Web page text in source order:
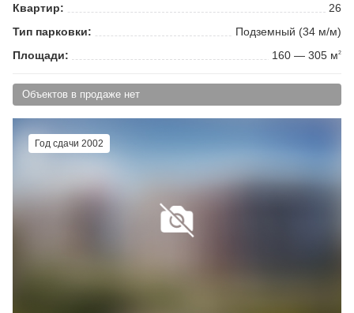
Квартир:
26
Тип парковки:
Подземный (34 м/м)
Площади:
160 — 305 м2
Объектов в продаже нет
Год сдачи 2002